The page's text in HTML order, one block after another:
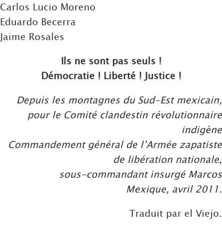
Carlos Lucio Moreno
Eduardo Becerra
Jaime Rosales
Ils ne sont pas seuls !
Démocratie ! Liberté ! Justice !
Depuis les montagnes du Sud-Est mexicain,
pour le Comité clandestin révolutionnaire
indigène
Commandement général de l’Armée zapatiste
de libération nationale,
sous-commandant insurgé Marcos
Mexique, avril 2011.
Traduit par el Viejo.